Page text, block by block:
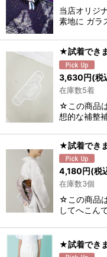
当店オリジ
素地に ガラ
★試着でき
3,630円(税
在庫数5着
☆この商品
想的な補整
★試着でき
4,180円(税
在庫数3個
☆この商品
してへこん
★試着でき